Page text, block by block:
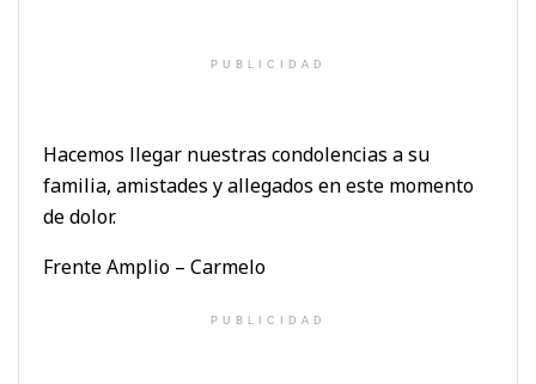
PUBLICIDAD
Hacemos llegar nuestras condolencias a su
familia, amistades y allegados en este momento
de dolor.
Frente Amplio – Carmelo
PUBLICIDAD